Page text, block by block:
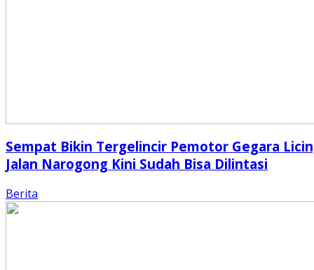
Sempat Bikin Tergelincir Pemotor Gegara
Jalan Narogong Kini Sudah Bisa Dilintasi
Berita